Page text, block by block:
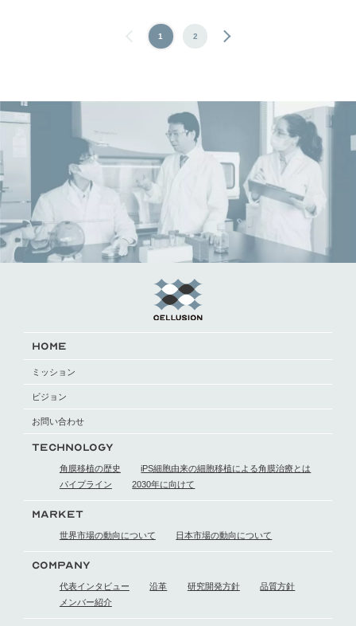
1 2
HOME
ミッション
ビジョン
お問い合わせ
TECHNOLOGY
角膜移植の歴史 iPS細胞由来の細胞移植による角膜治療とは
パイプライン
2030年に向けて
MARKET
世界市場の動向について 日本市場の動向について
COMPANY
代表インタビュー 沿革 研究開発方針
品質方針
メンバー紹介